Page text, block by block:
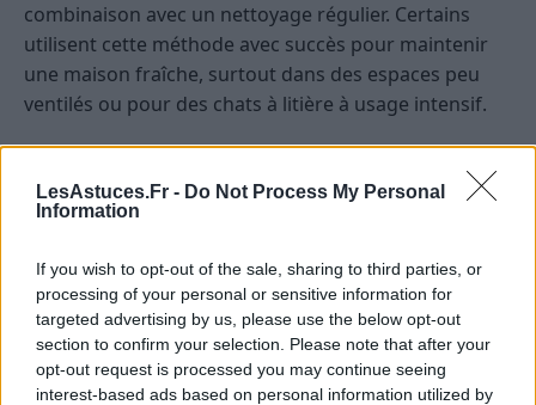
LesAstuces.Fr - Do Not Process My Personal
Information
If you wish to opt-out of the sale, sharing to third parties, or
processing of your personal or sensitive information for
targeted advertising by us, please use the below opt-out
section to confirm your selection. Please note that after your
opt-out request is processed you may continue seeing
interest-based ads based on personal information utilized by
combinaison avec un nettoyage régulier. Certains
utilisent cette méthode avec succès pour maintenir
une maison fraîche, surtout dans des espaces peu
ventilés ou pour des chats à litière à usage intensif.
Les avis plus nuancés ou négatifs
En revanche, d’autres soulignent que le bicarbonate
celles provenant de l’urine ancienne. Certains experts
recommandent donc de privilégier un nettoyage
régulier de la caisse, ainsi qu’un changement
fréquent de la litière, en complément d’un ajout de
bicarbonate pour une meilleure efficacité.